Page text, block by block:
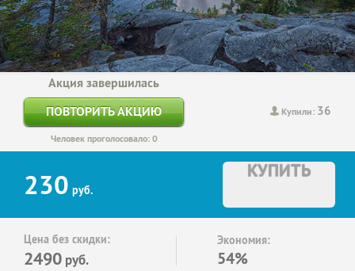
Купили: 36
Акция завершилась
ПОВТОРИТЬ АКЦИЮ
Человек проголосовало: 0
230 руб.
КУПИТЬ
Цена без скидки:
2490 руб.
Экономия:
54%